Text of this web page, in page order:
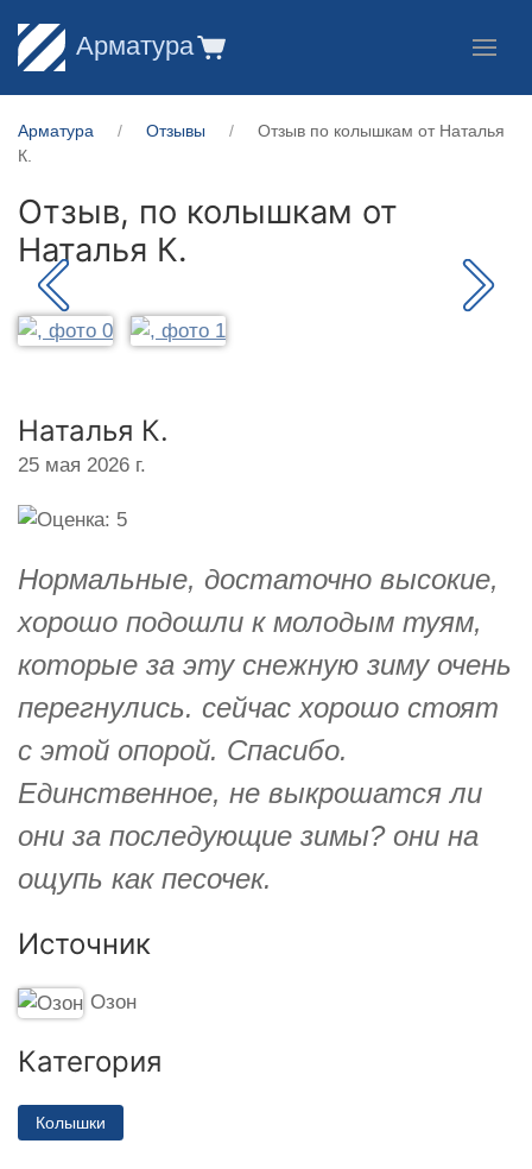
Арматура
Арматура Отзывы
Отзыв по колышкам от Наталья
К.
Отзыв, по колышкам от
Наталья К.
Наталья К.
25 мая 2026 г.
Нормальные, достаточно высокие,
хорошо подошли к молодым туям,
которые за эту снежную зиму очень
перегнулись. сейчас хорошо стоят
с этой опорой. Спасибо.
Единственное, не выкрошатся ли
они за последующие зимы? они на
ощупь как песочек.
Источник
Озон
Категория
Колышки